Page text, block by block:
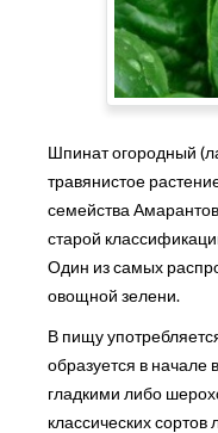
Шпинат огородный
травянистое
семейства
старой
Один из самых
овощной зелени.
В пищу
образуется в начале
гладкими либо
классических